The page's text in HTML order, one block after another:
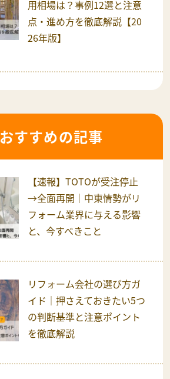
用相場は？事例12選と注意
点・進め方を徹底解説【20
26年版】
おすすめの記事
【速報】TOTOが受注停止
→全面再開｜中東情勢がリ
フォーム業界に与える影響
と、今すべきこと
リフォーム会社の選び方ガ
イド｜押さえておきたい5つ
の判断基準と注意ポイント
を徹底解説